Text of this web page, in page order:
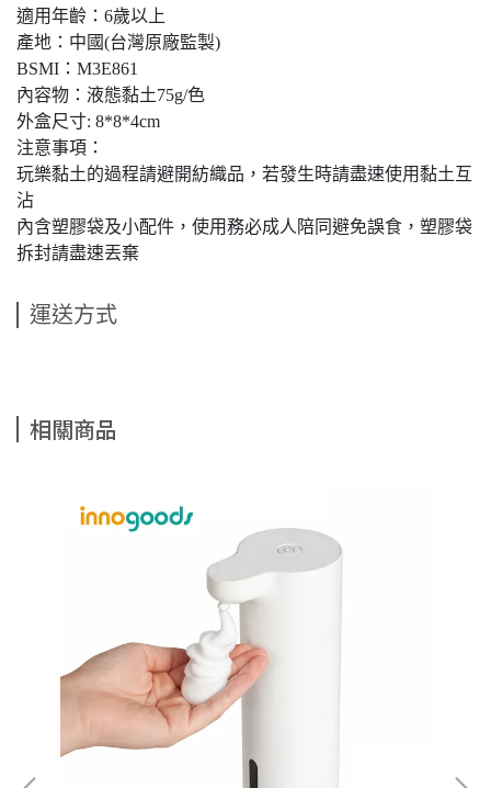
適用年齡：6歲以上
產地：中國(台灣原廠監製)
BSMI：M3E861
內容物：液態黏土75g/色
外盒尺寸: 8*8*4cm
注意事項：
玩樂黏土的過程請避開紡織品，若發生時請盡速使用黏土互
沾
內含塑膠袋及小配件，使用務必成人陪同避免誤食，塑膠袋
拆封請盡速丟棄
運送方式
相關商品